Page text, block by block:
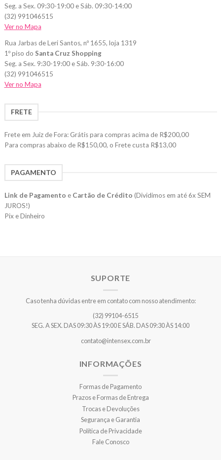
Seg. a Sex. 09:30-19:00 e Sáb. 09:30-14:00
(32) 991046515
Ver no Mapa
Rua Jarbas de Leri Santos, nº 1655, loja 1319
1º piso do Santa Cruz Shopping
Seg. a Sex. 9:30-19:00 e Sáb. 9:30-16:00
(32) 991046515
Ver no Mapa
FRETE
Frete em Juiz de Fora: Grátis para compras acima de R$200,00
Para compras abaixo de R$150,00, o Frete custa R$13,00
PAGAMENTO
Link de Pagamento e Cartão de Crédito (Dividimos em até 6x SEM
JUROS!)
Pix e Dinheiro
SUPORTE
Caso tenha dúvidas entre em contato com nosso atendimento:
(32) 99104-6515
SEG. A SEX. DAS 09:30 ÀS 19:00 E SÁB. DAS 09:30 ÀS 14:00
contato@intensex.com.br
INFORMAÇÕES
Formas de Pagamento
Prazos e Formas de Entrega
Trocas e Devoluções
Segurança e Garantia
Política de Privacidade
Fale Conosco